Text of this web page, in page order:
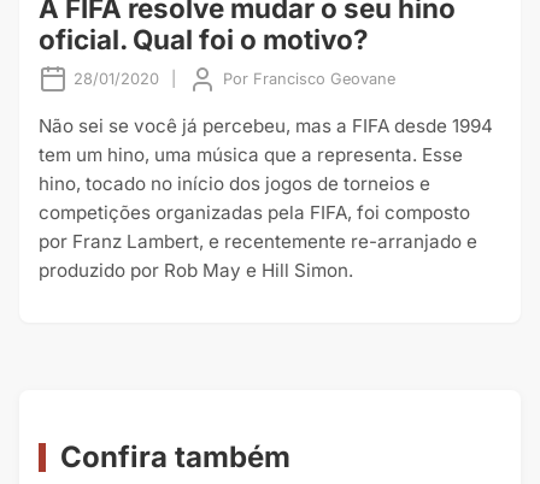
A FIFA resolve mudar o seu hino
oficial. Qual foi o motivo?
28/01/2020 Por Francisco Geovane
Não sei se você já percebeu, mas a FIFA desde 1994
tem um hino, uma música que a representa. Esse
hino, tocado no início dos jogos de torneios e
competições organizadas pela FIFA, foi composto
por Franz Lambert, e recentemente re-arranjado e
produzido por Rob May e Hill Simon.
Confira também